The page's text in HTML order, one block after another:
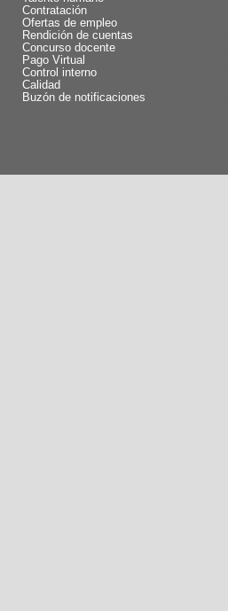
Contratación
Ofertas de empleo
Rendición de cuentas
Concurso docente
Pago Virtual
Control interno
Calidad
Buzón de notificaciones